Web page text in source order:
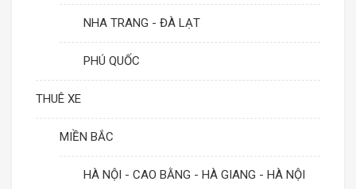
NHA TRANG - ĐÀ LẠT
PHÚ QUỐC
THUÊ XE
MIỀN BẮC
HÀ NỘI - CAO BẰNG - HÀ GIANG - HÀ NỘI